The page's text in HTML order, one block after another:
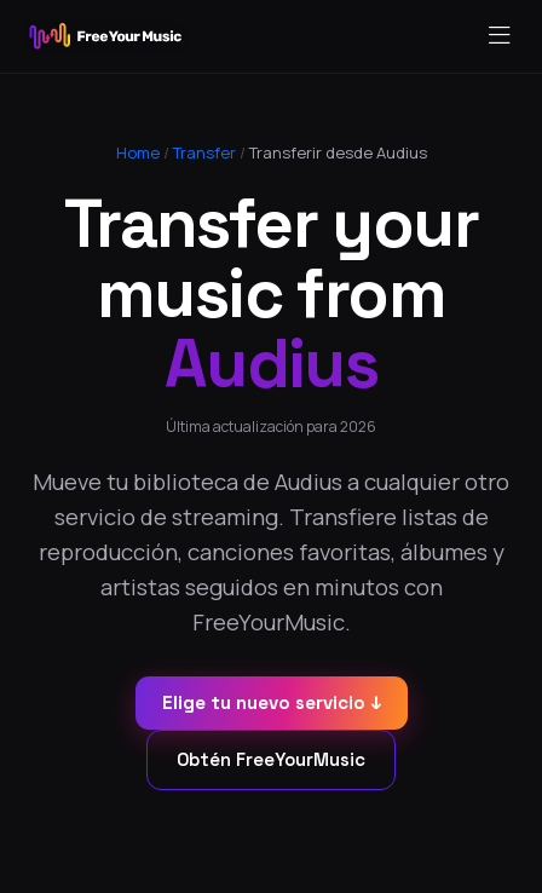
Home /Transfer /Transferir desde Audius
Transfer your
music from
Audius
Última actualización para 2026
Mueve tu biblioteca de Audius a cualquier otro
servicio de streaming. Transfiere listas de
reproducción, canciones favoritas, álbumes y
artistas seguidos en minutos con
FreeYourMusic.
Elige tu nuevo servicio ↓
Obtén FreeYourMusic